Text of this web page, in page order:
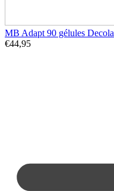
MB Adapt 90 gélules Decola
€44,95